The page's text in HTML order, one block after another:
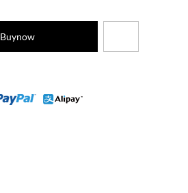
Buynow